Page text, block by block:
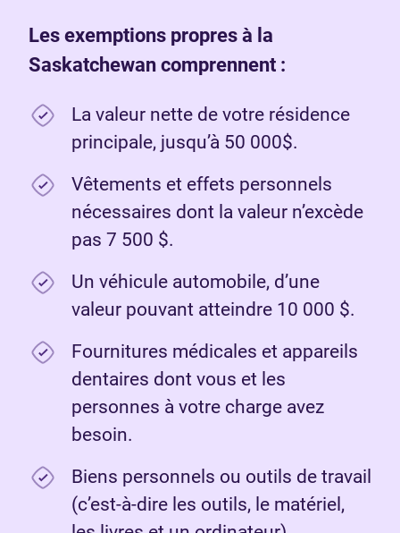
Les exemptions propres à la
Saskatchewan comprennent :
La valeur nette de votre résidence
principale, jusqu’à 50 000$.
Vêtements et effets personnels
nécessaires dont la valeur n’excède
pas 7 500 $.
Un véhicule automobile, d’une
valeur pouvant atteindre 10 000 $.
Fournitures médicales et appareils
dentaires dont vous et les
personnes à votre charge avez
besoin.
Biens personnels ou outils de travail
(c’est-à-dire les outils, le matériel,